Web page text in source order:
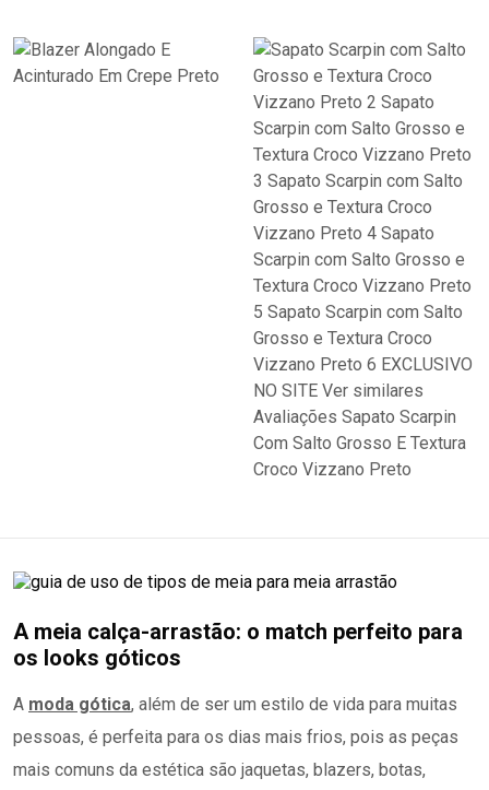
A meia calça-arrastão: o match perfeito para
os looks góticos
A moda gótica, além de ser um estilo de vida para muitas
pessoas, é perfeita para os dias mais frios, pois as peças
mais comuns da estética são jaquetas, blazers, botas,